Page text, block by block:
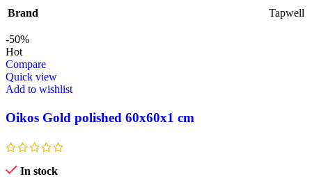
Brand Tapwell
-50%
Hot
Compare
Quick view
Add to wishlist
Oikos Gold polished 60x60x1 cm
In stock